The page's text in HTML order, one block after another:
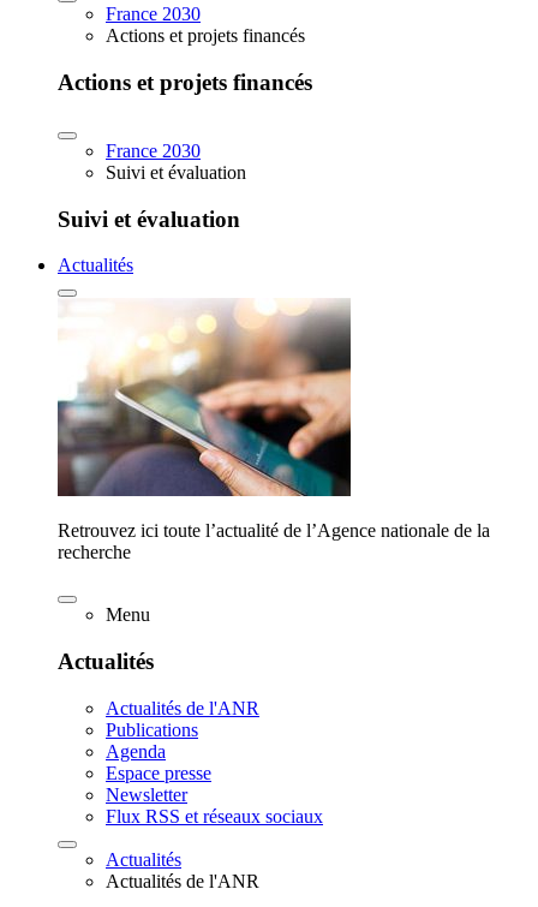
France 2030
Actions et projets financés
Actions et projets financés
France 2030
Suivi et évaluation
Suivi et évaluation
Actualités
Retrouvez ici toute l’actualité de l’Agence nationale de la
recherche
Menu
Actualités
Actualités de l'ANR
Publications
Agenda
Espace presse
Newsletter
Flux RSS et réseaux sociaux
Actualités
Actualités de l'ANR